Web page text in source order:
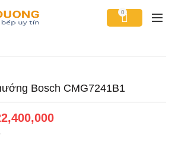
0
Bosch CMG7241B1